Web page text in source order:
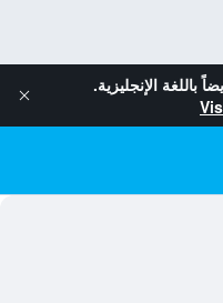
باللغة الإنجليزية.